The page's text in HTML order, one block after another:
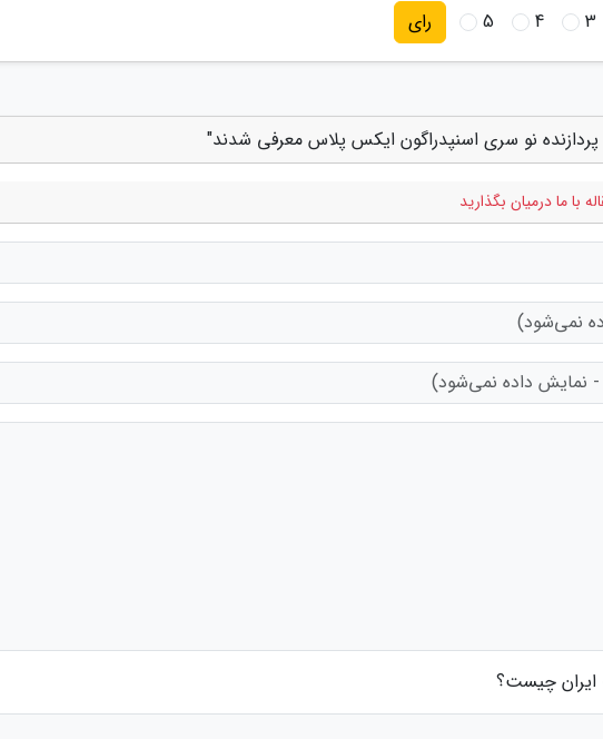
3
4
5 رای
نو سری اسنپدراگون ایکس پلاس معرفی شدند"
با ما درمیان بگذارید
ایران چیست؟